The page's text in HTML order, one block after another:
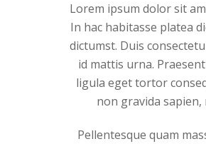
Lorem ipsum dolor sit
In hac habitasse platea
dictumst. Duis
id mattis urna.
ligula eget tortor
non gravida
Pellentesque quam